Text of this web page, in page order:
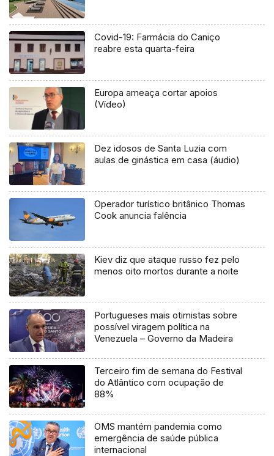
Covid-19: Farmácia do Caniço
reabre esta quarta-feira
Europa ameaça cortar apoios
(Vídeo)
Dez idosos de Santa Luzia com
aulas de ginástica em casa (áudio)
Operador turístico britânico Thomas
Cook anuncia falência
Kiev diz que ataque russo fez pelo
menos oito mortos durante a noite
Portugueses mais otimistas sobre
possível viragem política na
Venezuela – Governo da Madeira
Terceiro fim de semana do Festival
do Atlântico com ocupação de
88%
OMS mantém pandemia como
emergência de saúde pública
internacional